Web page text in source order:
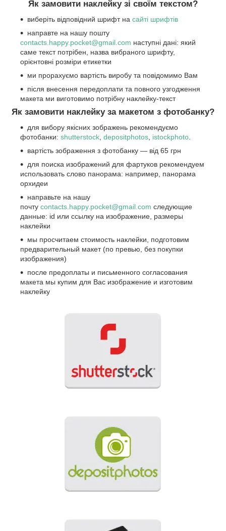
Як замовити наклейку зі своїм текстом?
виберіть відповідний шрифт на сайті шрифтів
направте на нашу пошту
contacts.happy.pocket@gmail.com наступні дані: який
саме текст потрібен, назва вибраного шрифту,
орієнтовні розміри етикетки
ми прорахуємо вартість виробу та повідомимо Вам
після внесення передоплати та повного узгодження
макета ми виготовимо потрібну наклейку-текст
Як замовити наклейку за макетом з фотобанку?
для вибору якісних зображень рекомендуємо
фотобанки: shutterstock depositphotos istockphoto
вартість зображення з фотобанку ― від 65 грн
для поиска изображений для фартуков рекомендуем
использовать слово панорама: например, панорама
орхидеи
направьте на нашу
почту contacts.happy.pocket@gmail.com следующие
данные: id или ссылку на изображение, размеры
наклейки
мы просчитаем стоимость наклейки, подготовим
предварительный макет (по превью, без покупки
изображения)
после предоплаты и письменного согласования
макета мы купим для Вас изображение и изготовим
наклейку